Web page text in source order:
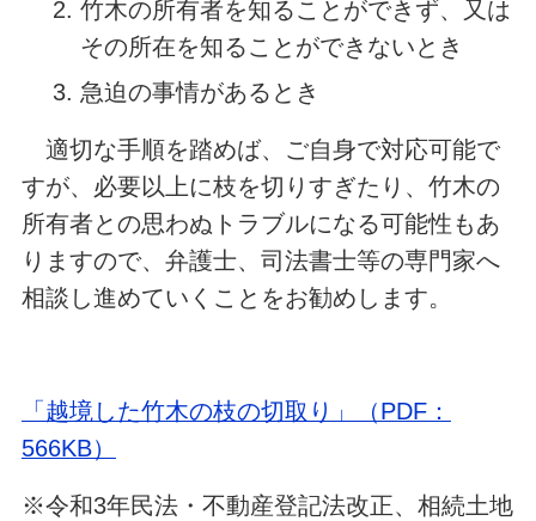
⽵⽊の所有者を知ることができず、又は
その所在を知ることができないとき
急迫の事情があるとき
適切な手順を踏めば、ご自身で対応可能で
すが、必要以上に枝を切りすぎたり、竹木の
所有者との思わぬトラブルになる可能性もあ
りますので、弁護士、司法書士等の専門家へ
相談し進めていくことをお勧めします。
「越境した竹木の枝の切取り」（PDF：
566KB）
※令和3年民法・不動産登記法改正、相続土地